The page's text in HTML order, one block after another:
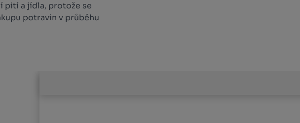
pití a jídla, protože se
potravin v průběhu